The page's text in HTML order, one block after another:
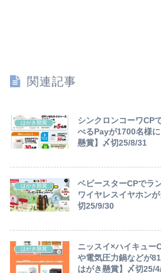
関連記事
はがき懸賞
シンクロンコーワCP
べるPayが1700名様
懸賞】〆切25/8/31
はがき懸賞
ベビースターCPでラ
ワイヤレスイヤホン
切25/9/30
はがき懸賞
ニッスイ×ハイキュー
や電気圧力鍋などが
はがき懸賞】〆切25/